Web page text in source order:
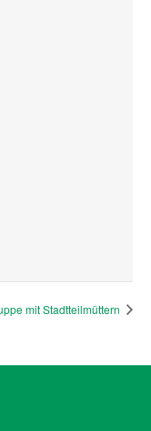
mit Stadtteilmüttern